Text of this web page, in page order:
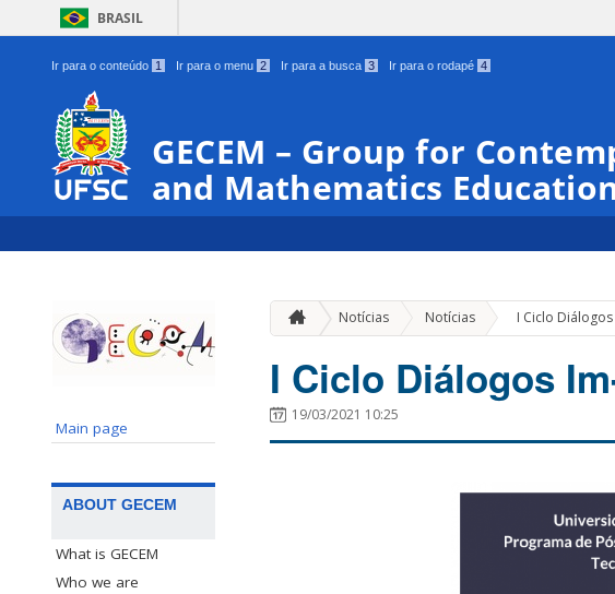
BRASIL
Ir para o conteúdo 1 Ir para o menu 2 Ir para a busca 3 Ir para o rodapé 4
GECEM – Group for
and Mathematics
Main page
ABOUT GECEM
What is GECEM
Who we are
Notícias Notícias » I Ciclo
I Ciclo Diálogos
19/03/2021 10:25